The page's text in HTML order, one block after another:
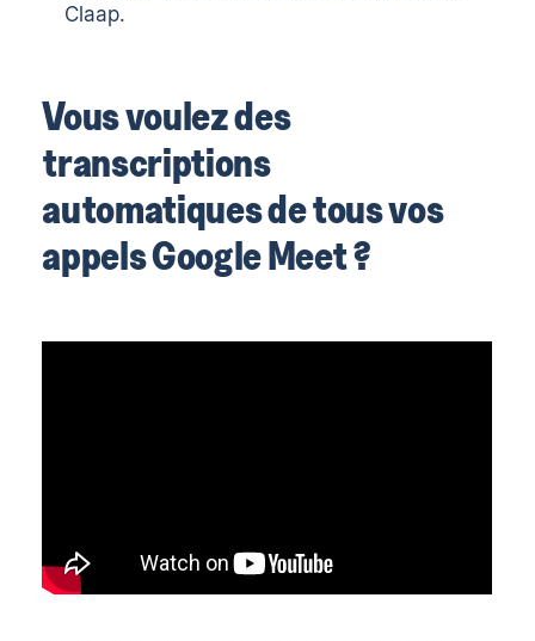
Claap.
Vous voulez des
transcriptions
automatiques de tous vos
appels Google Meet ?